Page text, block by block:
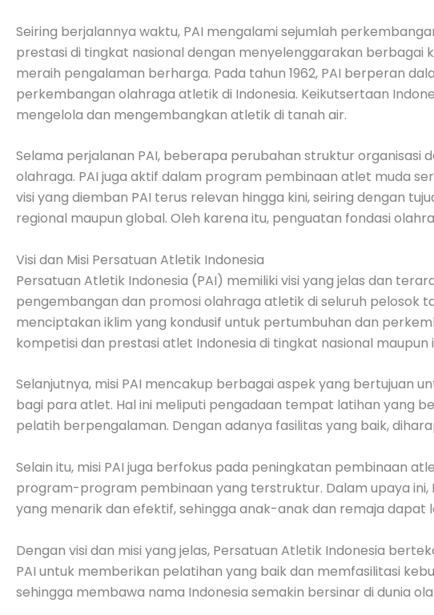
Seiring berjalannya waktu, PAI mengalami sejumlah
prestasi di tingkat nasional dengan menyelenggarakan
meraih pengalaman berharga. Pada tahun 1962, PAI berperan
perkembangan olahraga atletik di Indonesia. Keikutsertaan
mengelola dan mengembangkan atletik di tanah air.
Selama perjalanan PAI, beberapa perubahan struktur organisasi
olahraga. PAI juga aktif dalam program pembinaan atlet muda
visi yang diemban PAI terus relevan hingga kini, seiring dengan
regional maupun global. Oleh karena itu, penguatan fondasi
Visi dan Misi Persatuan Atletik Indonesia
Persatuan Atletik Indonesia (PAI) memiliki visi yang jelas dan
pengembangan dan promosi olahraga atletik di seluruh pelosok
menciptakan iklim yang kondusif untuk pertumbuhan dan
kompetisi dan prestasi atlet Indonesia di tingkat nasional maupun
Selanjutnya, misi PAI mencakup berbagai aspek yang bertujuan
bagi para atlet. Hal ini meliputi pengadaan tempat latihan yang
pelatih berpengalaman. Dengan adanya fasilitas yang baik,
Selain itu, misi PAI juga berfokus pada peningkatan pembinaan
program-program pembinaan yang terstruktur. Dalam upaya
yang menarik dan efektif, sehingga anak-anak dan remaja dapat
Dengan visi dan misi yang jelas, Persatuan Atletik Indonesia
PAI untuk memberikan pelatihan yang baik dan memfasilitasi
sehingga membawa nama Indonesia semakin bersinar di dunia